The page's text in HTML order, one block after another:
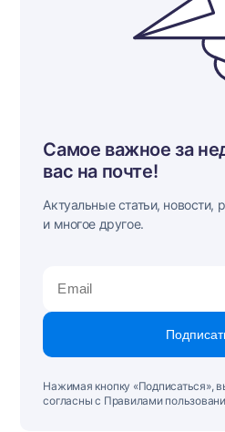
Самое важное за
вас на почте!
Актуальные статьи, новости,
и многое другое.
Нажимая кнопку «Подписаться»,
согласны с Правилами